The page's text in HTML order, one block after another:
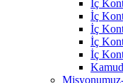
İç
İç
İç
İç
İç